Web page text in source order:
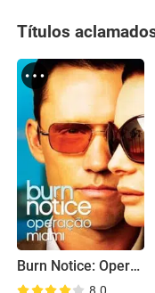
Títulos
Burn Notice: Operação Miami
8.0